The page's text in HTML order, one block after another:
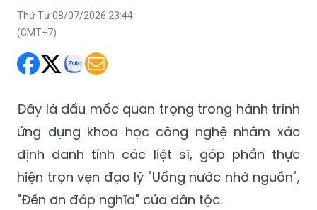
Thứ Tư 08/07/2026 23:44
(GMT+7)
Đây là dấu mốc quan trọng trong hành trình
ứng dụng khoa học công nghệ nhằm xác
định danh tính các liệt sĩ, góp phần thực
hiện trọn vẹn đạo lý "Uống nước nhớ nguồn",
"Đền ơn đáp nghĩa" của dân tộc.